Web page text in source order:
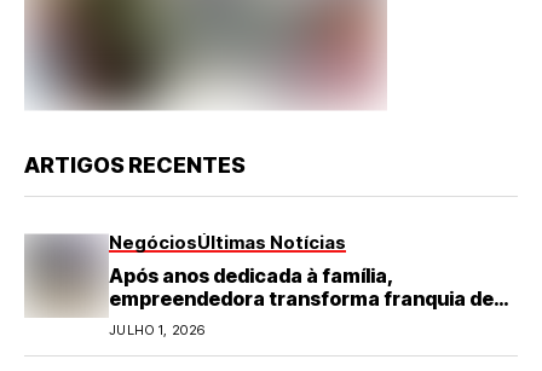
ARTIGOS RECENTES
NegóciosÚltimas Notícias
Após anos dedicada à família,
empreendedora transforma franquia de
turismo em negócio de destaque no RN
JULHO 1, 2026